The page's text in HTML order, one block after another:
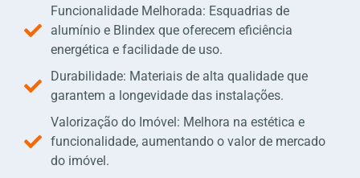
Funcionalidade Melhorada: Esquadrias de
alumínio e Blindex que oferecem eficiência
energética e facilidade de uso.
Durabilidade: Materiais de alta qualidade que
garantem a longevidade das instalações.
Valorização do Imóvel: Melhora na estética e
funcionalidade, aumentando o valor de mercado
do imóvel.